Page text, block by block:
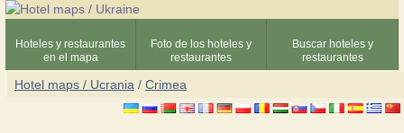
Hoteles y restaurantes
en el mapa
Foto de los hoteles y
restaurantes
Buscar hoteles y
restaurantes
Hotel maps / Ucrania / Crimea